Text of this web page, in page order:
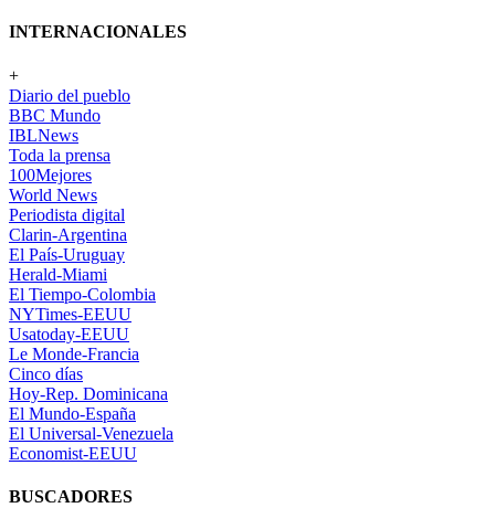
INTERNACIONALES
+
Diario del pueblo
BBC Mundo
IBLNews
Toda la prensa
100Mejores
World News
Periodista digital
Clarin-Argentina
El País-Uruguay
Herald-Miami
El Tiempo-Colombia
NYTimes-EEUU
Usatoday-EEUU
Le Monde-Francia
Cinco días
Hoy-Rep. Dominicana
El Mundo-España
El Universal-Venezuela
Economist-EEUU
BUSCADORES